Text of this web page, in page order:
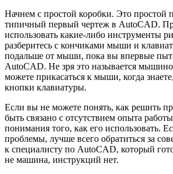
Начнем с простой коробки. Это простой
типичный первый чертеж в AutoCAD.
использовать какие-либо инструменты
разберитесь с кончиками мыши и
подальше от мыши, пока вы впервые
AutoCAD. Не зря это называется
можете прикасаться к мыши, когда
кнопки клавиатуры.
Если вы не можете понять, как решить
быть связано с отсутствием опыта
понимания того, как его использовать.
проблемы, лучше всего обратиться за
к специалисту по AutoCAD, который
не машина, инструкций нет.